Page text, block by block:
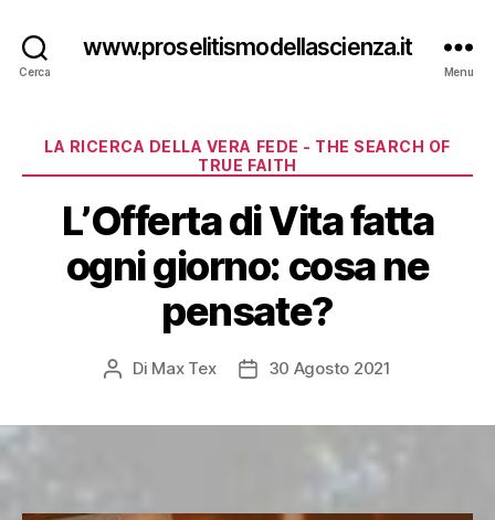
Cerca
www.proselitismodellascienza.it
Menu
Categorie
LA RICERCA DELLA VERA FEDE - THE SEARCH OF
TRUE FAITH
L’Offerta di Vita fatta
ogni giorno: cosa ne
pensate?
Autore
Di Max Tex
Data30 Agosto 2021